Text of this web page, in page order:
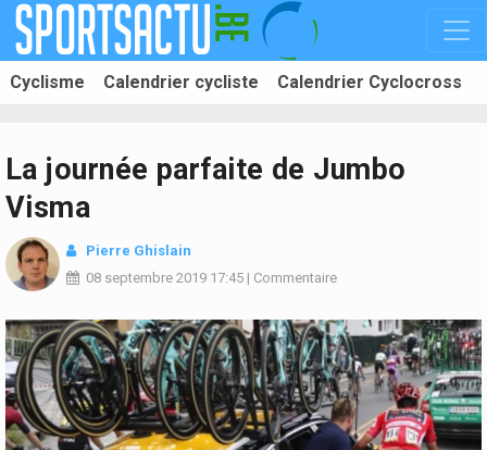
Cyclisme Calendrier cycliste Calendrier Cyclocross
La journée parfaite de Jumbo
Visma
Pierre Ghislain
08 septembre 2019 17:45 | Commentaire